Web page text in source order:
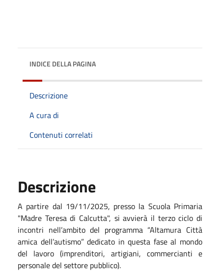
INDICE DELLA PAGINA
Descrizione
A cura di
Contenuti correlati
Descrizione
A partire dal 19/11/2025, presso la Scuola Primaria
"Madre Teresa di Calcutta", si avvierà il terzo ciclo di
incontri nell’ambito del programma “Altamura Città
amica dell’autismo” dedicato in questa fase al mondo
del lavoro (imprenditori, artigiani, commercianti e
personale del settore pubblico).